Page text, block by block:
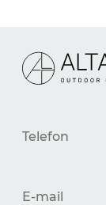
Telefon
E-mail